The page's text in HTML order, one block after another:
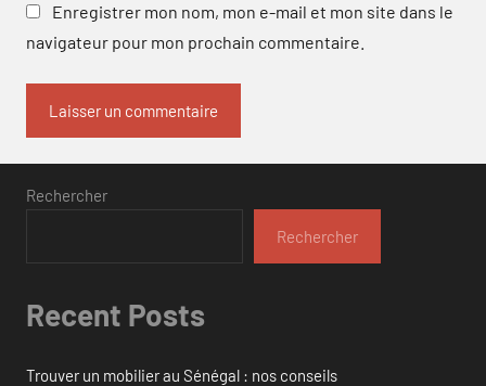
Enregistrer mon nom, mon e-mail et mon site dans le
navigateur pour mon prochain commentaire.
Rechercher
Rechercher
Recent Posts
Trouver un mobilier au Sénégal : nos conseils